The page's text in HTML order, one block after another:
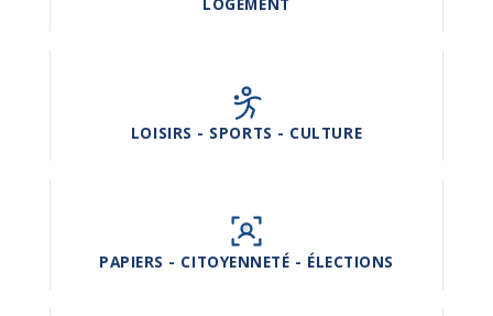
LOISIRS - SPORTS - CULTURE
PAPIERS - CITOYENNETÉ - ÉLECTIONS